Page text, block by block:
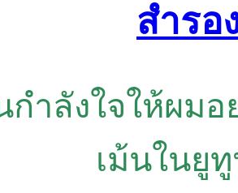
สำรอ
กำลังใจให้ผม
เม้นในยู